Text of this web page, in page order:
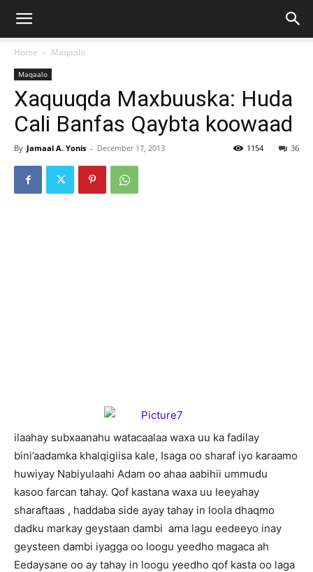
Home Maqaalo
Maqaalo
Xaquuqda Maxbuuska: Huda
Cali Banfas Qaybta koowaad
By Jamaal A. Yonis - December 17, 2013 36
1154
ilaahay subxaanahu watacaalaa waxa uu ka fadilay
bini’aadamka khalqigiisa kale, Isaga oo sharaf iyo karaamo
huwiyay Nabiyulaahi Adam oo ahaa aabihii ummudu
kasoo farcan tahay. Qof kastana waxa uu leeyahay
sharaftaas , haddaba side ayay tahay in loola dhaqmo
dadku markay geystaan dambi ama lagu eedeeyo inay
geysteen dambi iyagga oo loogu yeedho magaca ah
Eedaysane oo ay tahay in loogu yeedho qof kasta oo laga